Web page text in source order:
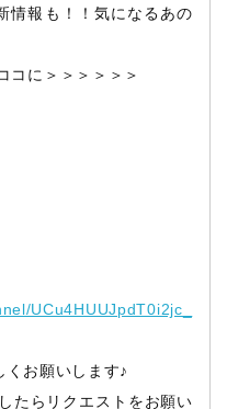
情報も！！気になるあの
コに＞＞＞＞＞＞
UCu4HUUJpdT0i2jc_
くお願いします♪
たらリクエストをお願い